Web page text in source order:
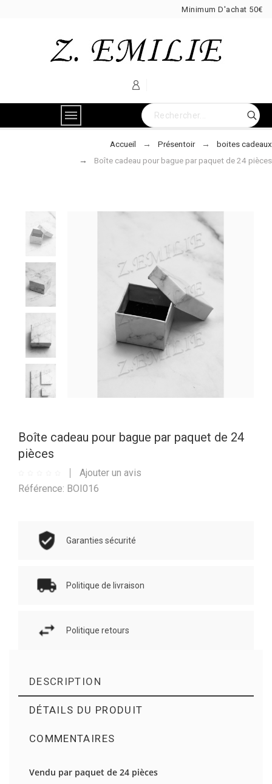
Minimum D'achat 50€
Accueil Présentoir
boites cadeaux
Boîte cadeau pour bague par paquet de 24 pièces
Boîte cadeau pour bague par paquet de 24
pièces
Ajouter un avis
Référence: BOI016
Garanties sécurité
Politique de livraison
Politique retours
DESCRIPTION
DÉTAILS DU PRODUIT
COMMENTAIRES
Vendu par paquet de 24 pièces
Il n'y a pas d'avis en ce moment.